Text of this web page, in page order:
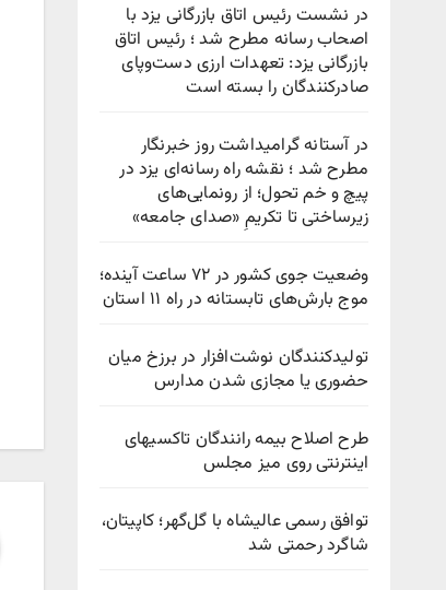
در نشست رئیس اتاق بازرگانی یزد با
اصحاب رسانه مطرح شد ؛ رئیس اتاق
بازرگانی یزد: تعهدات ارزی دست‌وپای
صادرکنندگان را بسته است
در آستانه گرامیداشت روز خبرنگار
مطرح شد ؛ نقشه راه رسانه‌ای یزد در
پیچ‌ و خم تحول؛ از رونمایی‌های
زیرساختی تا تکریمِ «صدای جامعه»
وضعیت جوی کشور در ۷۲ ساعت آینده؛
موج بارش‌های تابستانه در راه ۱۱ استان
تولیدکنندگان نوشت‌افزار در برزخ میان
حضوری یا مجازی شدن مدارس
طرح اصلاح بیمه رانندگان تاکسیهای
اینترنتی روی میز مجلس
توافق رسمی عالیشاه با گل‌گهر؛ کاپیتان،
شاگرد رحمتی شد